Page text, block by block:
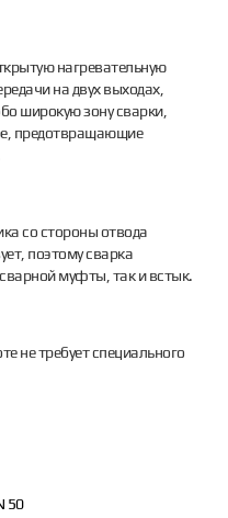
нагревательную
на двух выходах,
широкую зону сварки,
предотвращающие
со стороны отвода
поэтому сварка
муфты, так и встык.
не требует специального
50